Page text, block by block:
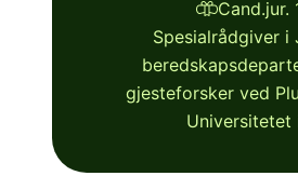
Cand.jur.
Spesialrådgiver i
gjesteforsker ved
Universitetet